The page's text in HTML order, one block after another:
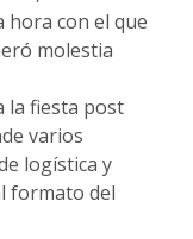
hora con el que
molestia
la fiesta post
varios
logística y
formato del